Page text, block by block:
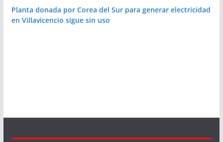
Planta donada por Corea del Sur para generar electricidad
en Villavicencio sigue sin uso